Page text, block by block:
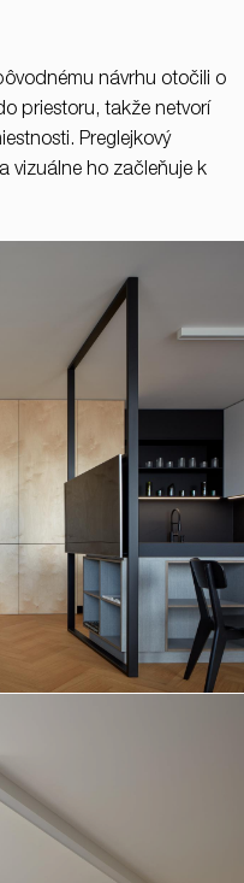
návrhu otočili o
priestoru, takže netvorí
Preglejkový
vizuálne ho začleňuje k